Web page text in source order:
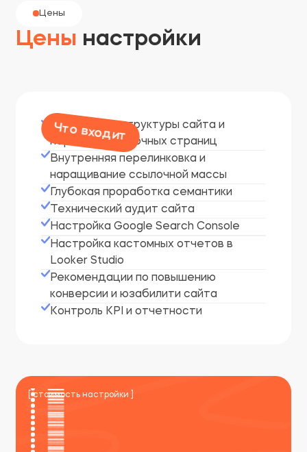
Цены
Цены настройки
Разработка структуры сайта и
перечня посадочных страниц
Внутренняя перелинковка и
наращивание ссылочной массы
Глубокая проработка семантики
Технический аудит сайта
Настройка Google Search Console
Настройка кастомных отчетов в
Looker Studio
Рекомендации по повышению
конверсии и юзабилити сайта
Контроль KPI и отчетности
Что входит
[ стоимость настройки ]